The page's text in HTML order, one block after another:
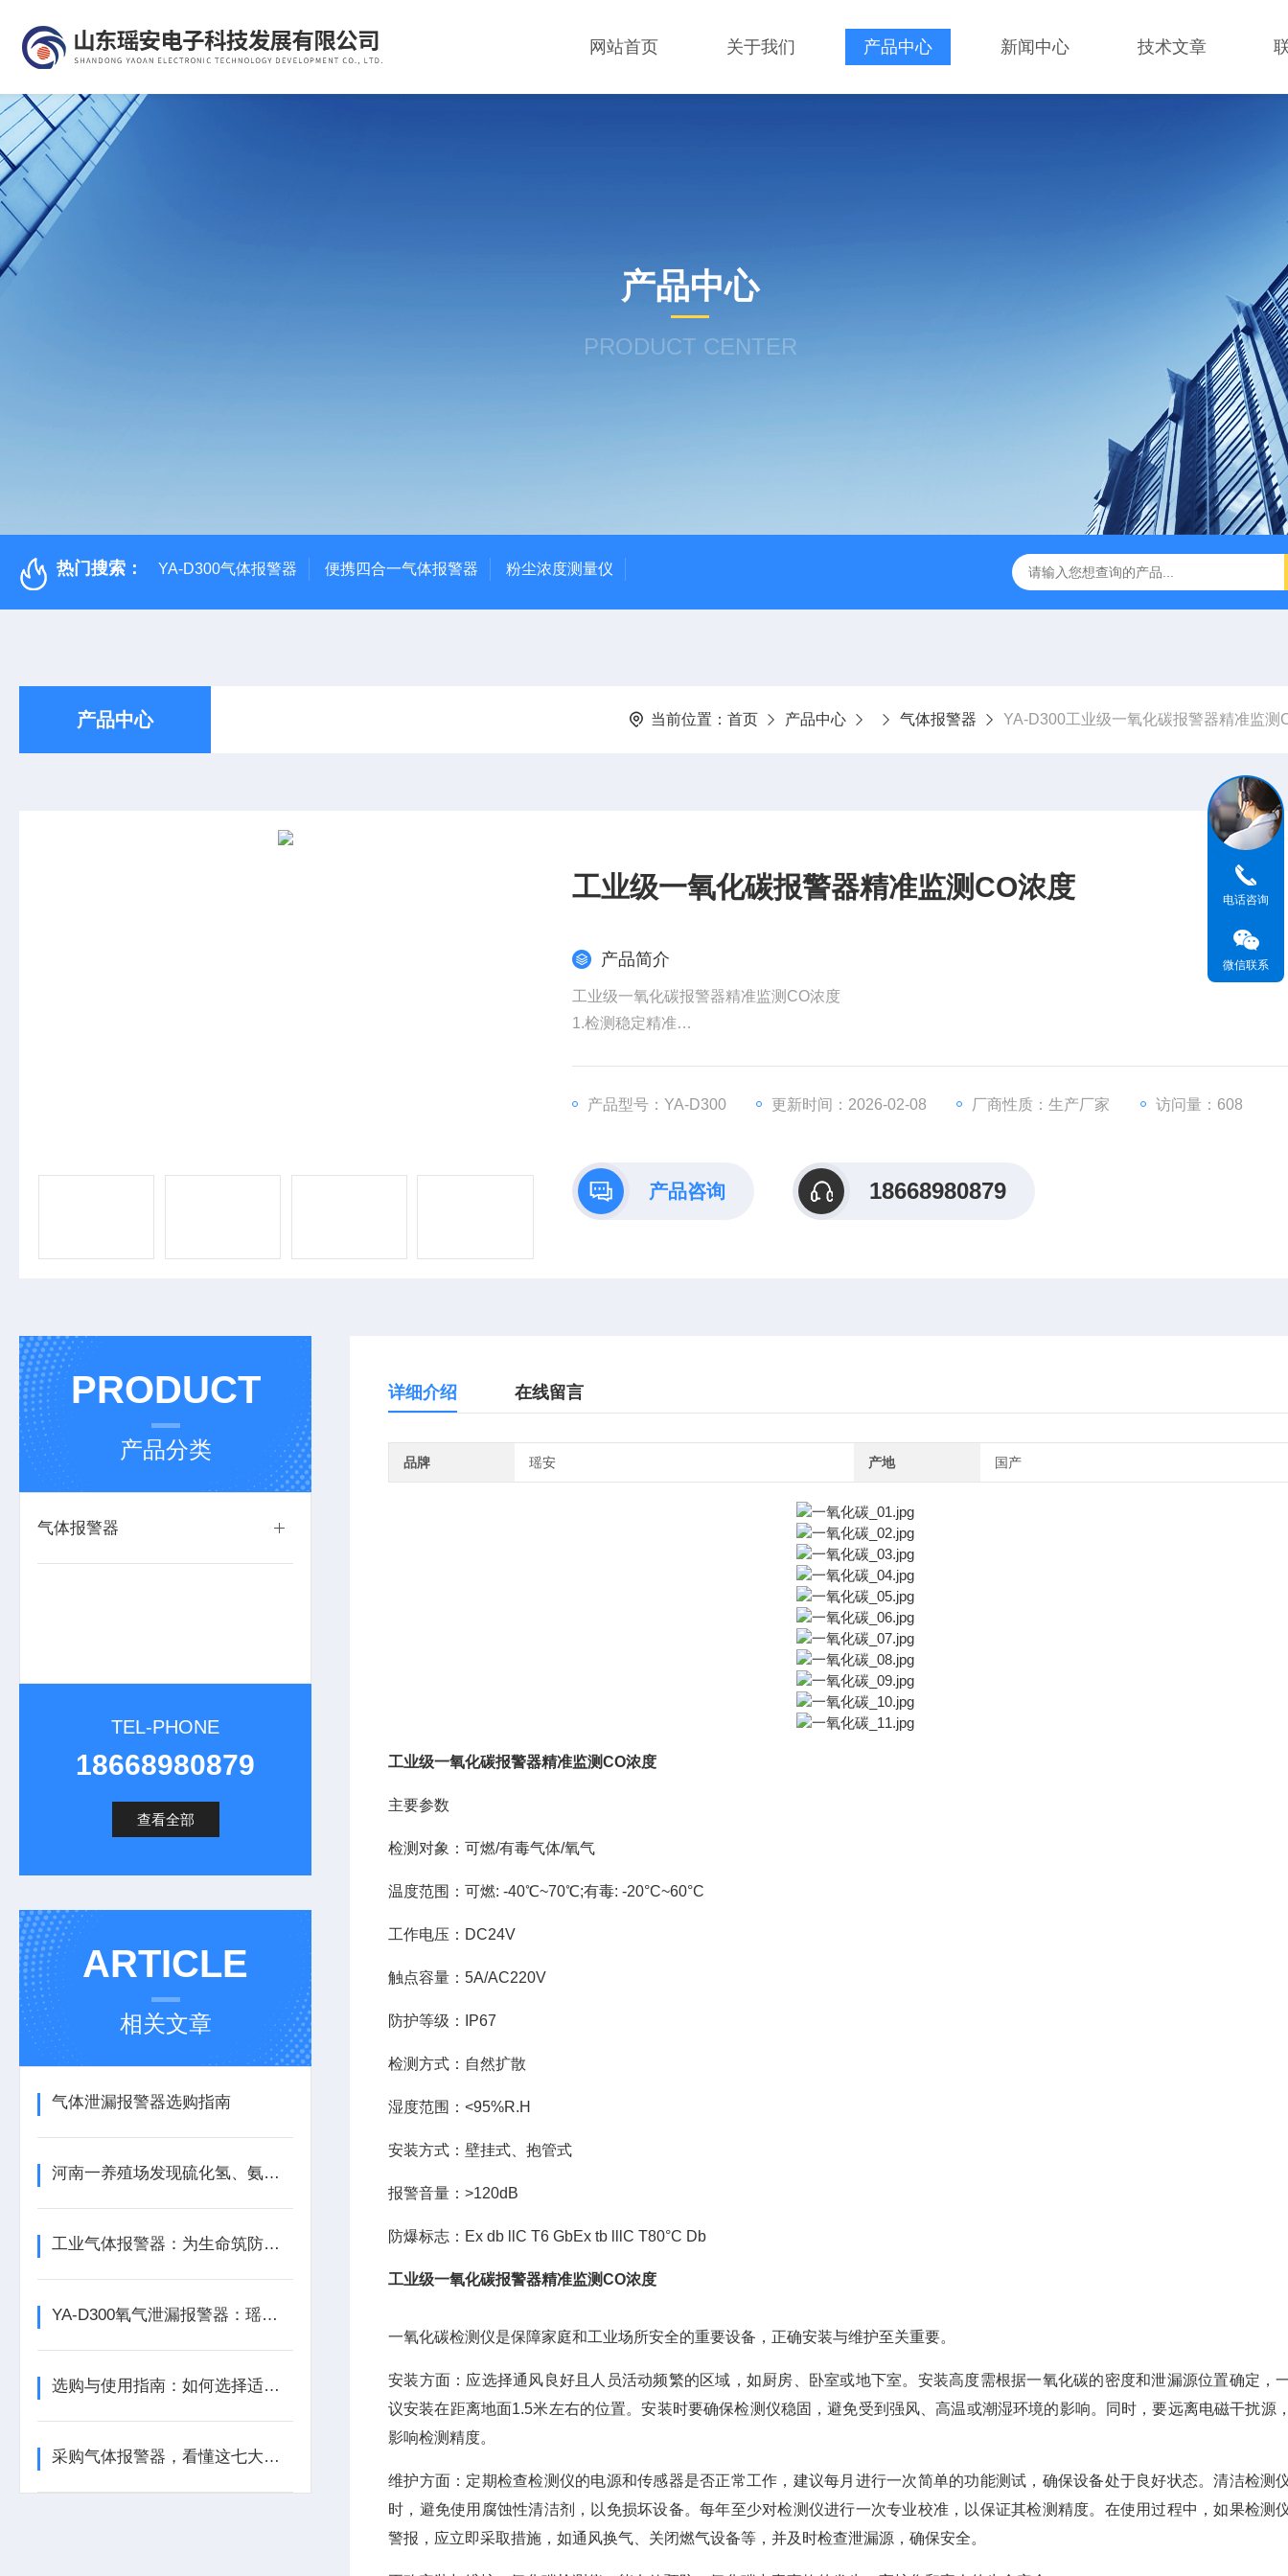
网站首页 关于我们 产品中心 新闻中心 技术文章
产品中心
PRODUCT CENTER
热门搜索： YA-D300气体报警器 便携四合一气体报警器 粉尘浓度测量仪
产品中心 当前位置： 首页 产品中心 气体报警器 YA-D300工业级一氧化碳报警器精准监测
工业级一氧化碳报警器精准监测CO浓度
产品简介
工业级一氧化碳报警器精准监测CO浓度
1.检测稳定精准
4.输出信号丰富多样 支持4-20mA，RS485，LoRa无线信号，PowerBus二总线
产品型号：YA-D300 更新时间：2026-02-08 厂商性质：生产厂家 访问量：608
产品咨询 18668980879
PRODUCT
产品分类
气体报警器
TEL-PHONE
18668980879
查看全部
ARTICLE
相关文章
气体泄漏报警器选购指南
河南一养殖场发现硫化氢、氨气等有毒气体含量超标
工业气体报警器：为生命筑防线，为生产保安全
YA-D300氧气泄漏报警器：瑶安电子筑牢泄漏防护的工业安全防线
选购与使用指南：如何选择适合的气体泄漏报警器？
采购气体报警器，看懂这七大参数比价格更重要
详细介绍 在线留言
品牌 瑶安 产地 国产
工业级一氧化碳报警器精准监测CO浓度
主要参数
检测对象：可燃/有毒气体/氧气
温度范围：可燃: -40℃~70℃;有毒: -20°C~60°C
工作电压：DC24V
触点容量：5A/AC220V
防护等级：IP67
检测方式：自然扩散
湿度范围：<95%R.H
安装方式：壁挂式、抱管式
报警音量：>120dB
防爆标志：Ex db llC T6 GbEx tb lllC T80°C Db
工业级一氧化碳报警器精准监测CO浓度
一氧化碳检测仪是保障家庭和工业场所安全的重要设备，正确安装与维护至关重要。
安装方面：应选择通风良好且人员活动频繁的区域，如厨房、卧室或地下室。安装高度需根据一氧化碳的密度和泄漏源位置确定，
议安装在距离地面1.5米左右的位置。安装时要确保检测仪稳固，避免受到强风、高温或潮湿环境的影响。同时，要远离电磁干扰源
影响检测精度。
维护方面：定期检查检测仪的电源和传感器是否正常工作，建议每月进行一次简单的功能测试，确保设备处于良好状态。清洁检测
时，避免使用腐蚀性清洁剂，以免损坏设备。每年至少对检测仪进行一次专业校准，以保证其检测精度。在使用过程中，如果检测
警报，应立即采取措施，如通风换气、关闭燃气设备等，并及时检查泄漏源，确保安全。
电话咨询
微信联系